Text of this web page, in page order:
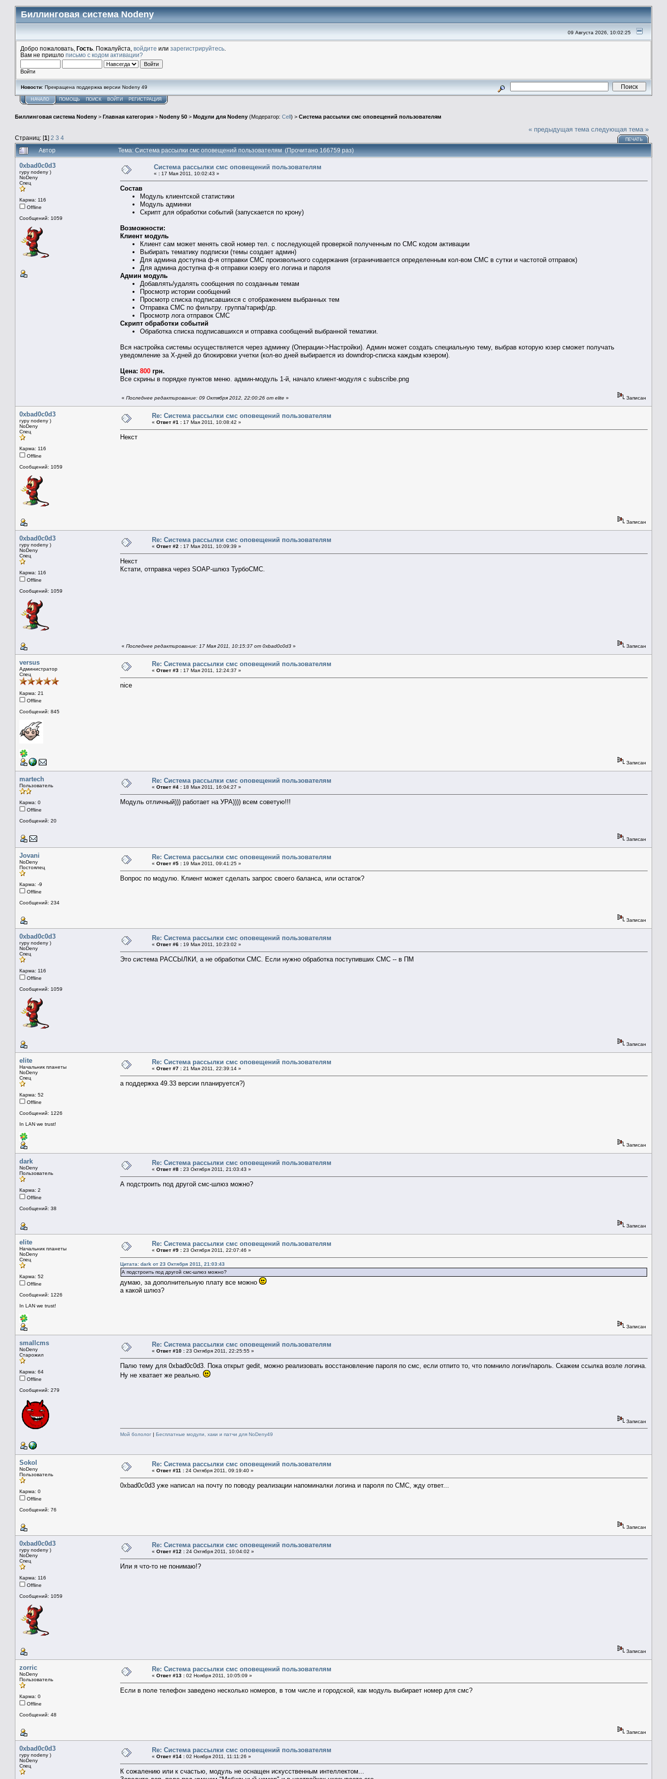
Биллинговая система Nodeny
09 Августа 2026, 10:02:25
Добро пожаловать, Гость . Пожалуйста, войдите или зарегистрируйтесь
Вам не пришло письмо с кодом активации?
Войти
Новости: Прекращена поддержка версии Nodeny 49
НАЧАЛО ПОМОЩЬ ПОИСК ВОЙТИ РЕГИСТРАЦИЯ
Биллинговая система Nodeny > Главная категория > Nodeny 50 > Модули для Nodeny (Модератор: Cell ) > Система рассылки смс оповещений пользователям
Страниц: [1] 2 3 4
« предыдущая тема следующая тема »
ПЕЧАТЬ
Автор Тема: Система рассылки смс оповещений пользователям (Прочитано 166759 раз)
0xbad0c0d3
гуру nodeny )
NoDeny
Спец
Карма: 116
Offline
Сообщений: 1059
Система рассылки смс оповещений пользователям
« : 17 Мая 2011, 10:02:43 »
Состав
Модуль клиентской статистики
Модуль админки
Скрипт для обработки событий (запускается по крону)
Возможности:
Клиент модуль
Клиент сам может менять свой номер тел. с последующей проверкой полученным по СМС кодом активации
Выбирать тематику подписки (темы создает админ)
Для админа доступна ф-я отправки СМС произвольного содержания (ограничивается определенным кол-вом СМС в сутки и частотой отправок)
Для админа доступна ф-я отправки юзеру его логина и пароля
Админ модуль
Добавлять/удалять сообщения по созданным темам
Просмотр истории сообщений
Просмотр списка подписавшихся с отображением выбранных тем
Отправка СМС по фильтру. группа/тариф/др.
Просмотр лога отправок СМС
Скрипт обработки событий
Обработка списка подписавшихся и отправка сообщений выбранной тематики.
Вся настройка системы осуществляется через админку (Операции->Настройки). Админ может создать специальную тему, выбрав которую юзер сможет получать
уведомление за X-дней до блокировки учетки (кол-во дней выбирается из downdrop-списка каждым юзером).
Цена: 800 грн.
Все скрины в порядке пунктов меню. админ-модуль 1-й, начало клиент-модуля с subscribe.png
« Последнее редактирование: 09 Октября 2012, 22:00:26 от elite » Записан
0xbad0c0d3
гуру nodeny )
NoDeny
Спец
Карма: 116
Offline
Сообщений: 1059
Re: Система рассылки смс оповещений пользователям
« Ответ #1 : 17 Мая 2011, 10:08:42 »
Некст
Записан
0xbad0c0d3
гуру nodeny )
NoDeny
Спец
Карма: 116
Offline
Сообщений: 1059
Re: Система рассылки смс оповещений пользователям
« Ответ #2 : 17 Мая 2011, 10:09:39 »
Некст
Кстати, отправка через SOAP-шлюз ТурбоСМС.
« Последнее редактирование: 17 Мая 2011, 10:15:37 от 0xbad0c0d3 » Записан
versus
Администратор
Спец
Карма: 21
Offline
Сообщений: 845
Re: Система рассылки смс оповещений пользователям
« Ответ #3 : 17 Мая 2011, 12:24:37 »
nice
Записан
martech
Пользователь
Карма: 0
Offline
Сообщений: 20
Re: Система рассылки смс оповещений пользователям
« Ответ #4 : 18 Мая 2011, 16:04:27 »
Модуль отличный))) работает на УРА)))) всем советую!!!
Записан
Jovani
NoDeny
Постоялец
Карма: -9
Offline
Сообщений: 234
Re: Система рассылки смс оповещений пользователям
« Ответ #5 : 19 Мая 2011, 09:41:25 »
Вопрос по модулю. Клиент может сделать запрос своего баланса, или остаток?
Записан
0xbad0c0d3
гуру nodeny )
NoDeny
Спец
Карма: 116
Offline
Сообщений: 1059
Re: Система рассылки смс оповещений пользователям
« Ответ #6 : 19 Мая 2011, 10:23:02 »
Это система РАССЫЛКИ, а не обработки СМС. Если нужно обработка поступивших СМС -- в ПМ
Записан
elite
Начальник планеты
NoDeny
Спец
Карма: 52
Offline
Сообщений: 1226
In LAN we trust!
Re: Система рассылки смс оповещений пользователям
« Ответ #7 : 21 Мая 2011, 22:39:14 »
а поддержка 49.33 версии планируется?)
Записан
dark
NoDeny
Пользователь
Карма: 2
Offline
Сообщений: 38
Re: Система рассылки смс оповещений пользователям
« Ответ #8 : 23 Октября 2011, 21:03:43 »
А подстроить под другой смс-шлюз можно?
Записан
elite
Начальник планеты
NoDeny
Спец
Карма: 52
Offline
Сообщений: 1226
In LAN we trust!
Re: Система рассылки смс оповещений пользователям
« Ответ #9 : 23 Октября 2011, 22:07:46 »
Цитата: dark от 23 Октября 2011, 21:03:43
А подстроить под другой смс-шлюз можно?
думаю, за дополнительную плату все можно
а какой шлюз?
Записан
smallcms
NoDeny
Старожил
Карма: 64
Offline
Сообщений: 279
Re: Система рассылки смс оповещений пользователям
« Ответ #10 : 23 Октября 2011, 22:25:55 »
Палю тему для 0xbad0c0d3. Пока открыт gedit, можно реализовать восстановление пароля по смс, если отпито то, что помнило логин/пароль. Скажем ссылка возле логина.
Ну не хватает же реально.
Записан
Мой бололог | Бесплатные модули, хаки и патчи для NoDeny49
Sokol
NoDeny
Пользователь
Карма: 0
Offline
Сообщений: 76
Re: Система рассылки смс оповещений пользователям
« Ответ #11 : 24 Октября 2011, 09:19:40 »
0xbad0c0d3 уже написал на почту по поводу реализации напоминалки логина и пароля по СМС, жду ответ...
Записан
0xbad0c0d3
гуру nodeny )
NoDeny
Спец
Карма: 116
Offline
Сообщений: 1059
Re: Система рассылки смс оповещений пользователям
« Ответ #12 : 24 Октября 2011, 10:04:02 »
Или я что-то не понимаю!?
Записан
zorric
NoDeny
Пользователь
Карма: 0
Offline
Сообщений: 48
Re: Система рассылки смс оповещений пользователям
« Ответ #13 : 02 Ноября 2011, 10:05:09 »
Если в поле телефон заведено несколько номеров, в том числе и городской, как модуль выбирает номер для смс?
Записан
0xbad0c0d3
гуру nodeny )
NoDeny
Спец
Re: Система рассылки смс оповещений пользователям
« Ответ #14 : 02 Ноября 2011, 11:11:26 »
К сожалению или к счастью, модуль не оснащен искусственным интеллектом...